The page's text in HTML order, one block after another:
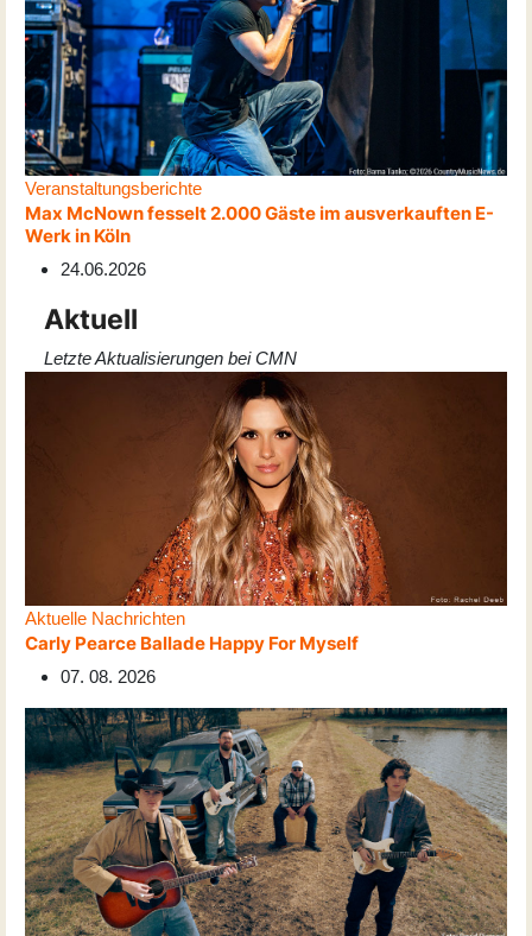
Veranstaltungsberichte
Max McNown fesselt 2.000 Gäste im ausverkauften E-
Werk in Köln
24.06.2026
Aktuell
Letzte Aktualisierungen bei CMN
Aktuelle Nachrichten
Carly Pearce Ballade Happy For Myself
07. 08. 2026